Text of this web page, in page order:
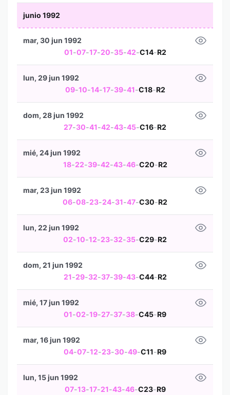
junio 1992
01-07-17-20-35-42-C14-R2
mar, 30 jun 1992
09-10-14-17-39-41-C18-R2
lun, 29 jun 1992
27-30-41-42-43-45-C16-R2
dom, 28 jun 1992
18-22-39-42-43-46-C20-R2
mié, 24 jun 1992
06-08-23-24-31-47-C30-R2
mar, 23 jun 1992
02-10-12-23-32-35-C29-R2
lun, 22 jun 1992
21-29-32-37-39-43-C44-R2
dom, 21 jun 1992
01-02-19-27-37-38-C45-R9
mié, 17 jun 1992
04-07-12-23-30-49-C11-R9
mar, 16 jun 1992
07-13-17-21-43-46-C23-R9
lun, 15 jun 1992